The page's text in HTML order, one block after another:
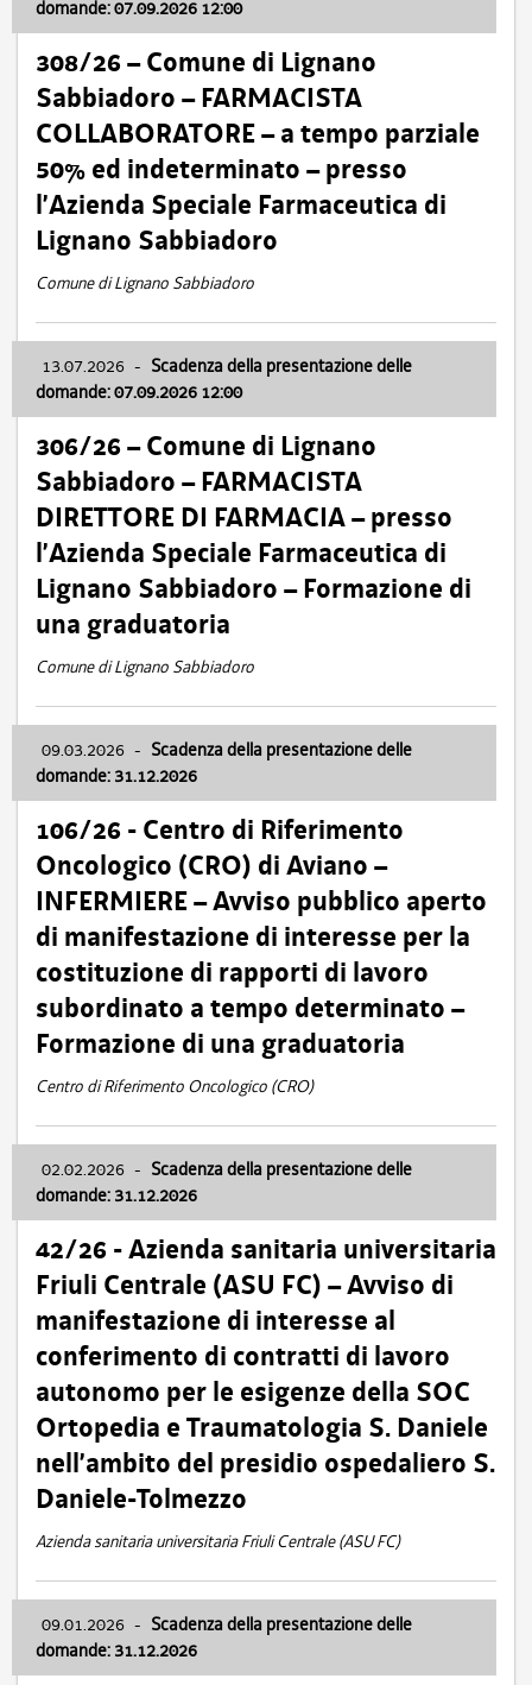
domande: 07.09.2026 12:00
308/26 – Comune di Lignano
Sabbiadoro – FARMACISTA
COLLABORATORE – a tempo parziale
50% ed indeterminato – presso
l’Azienda Speciale Farmaceutica di
Lignano Sabbiadoro
Comune di Lignano Sabbiadoro
13.07.2026 - Scadenza della presentazione delle
domande: 07.09.2026 12:00
306/26 – Comune di Lignano
Sabbiadoro – FARMACISTA
DIRETTORE DI FARMACIA – presso
l’Azienda Speciale Farmaceutica di
Lignano Sabbiadoro – Formazione di
una graduatoria
Comune di Lignano Sabbiadoro
09.03.2026 - Scadenza della presentazione delle
domande: 31.12.2026
106/26 - Centro di Riferimento
Oncologico (CRO) di Aviano –
INFERMIERE – Avviso pubblico aperto
di manifestazione di interesse per la
costituzione di rapporti di lavoro
subordinato a tempo determinato –
Formazione di una graduatoria
Centro di Riferimento Oncologico (CRO)
02.02.2026 - Scadenza della presentazione delle
domande: 31.12.2026
42/26 - Azienda sanitaria universitaria
Friuli Centrale (ASU FC) – Avviso di
manifestazione di interesse al
conferimento di contratti di lavoro
autonomo per le esigenze della SOC
Ortopedia e Traumatologia S. Daniele
nell’ambito del presidio ospedaliero S.
Daniele-Tolmezzo
Azienda sanitaria universitaria Friuli Centrale (ASU FC)
09.01.2026 - Scadenza della presentazione delle
domande: 31.12.2026